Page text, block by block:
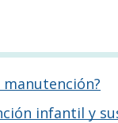
manutención?
infantil y